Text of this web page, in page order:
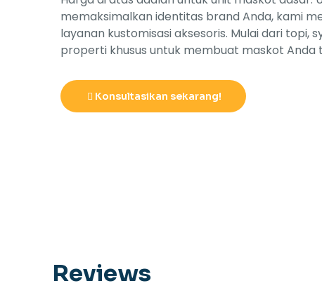
memaksimalkan identitas brand Anda, kami
layanan kustomisasi aksesoris. Mulai dari topi,
properti khusus untuk membuat maskot Anda
Konsultasikan sekarang!
Reviews